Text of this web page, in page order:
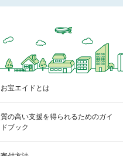
お宝エイドとは
質の高い支援を得られるためのガイ
ドブック